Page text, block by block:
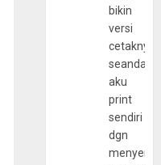
bikin
versi
cetaknya
aku
print
sendiri
dgn